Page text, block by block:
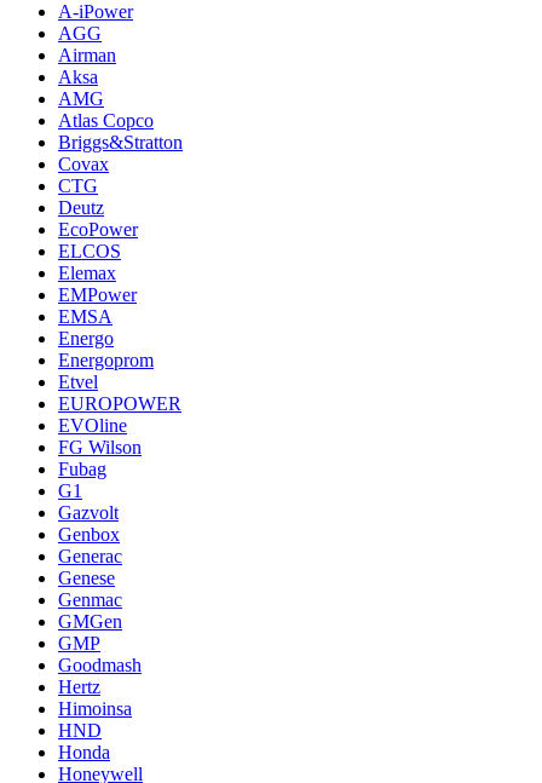
A-iPower
AGG
Airman
Aksa
AMG
Atlas Copco
Briggs&Stratton
Covax
CTG
Deutz
EcoPower
ELCOS
Elemax
EMPower
EMSA
Energo
Energoprom
Etvel
EUROPOWER
EVOline
FG Wilson
Fubag
G1
Gazvolt
Genbox
Generac
Genese
Genmac
GMGen
GMP
Goodmash
Hertz
Himoinsa
HND
Honda
Honeywell